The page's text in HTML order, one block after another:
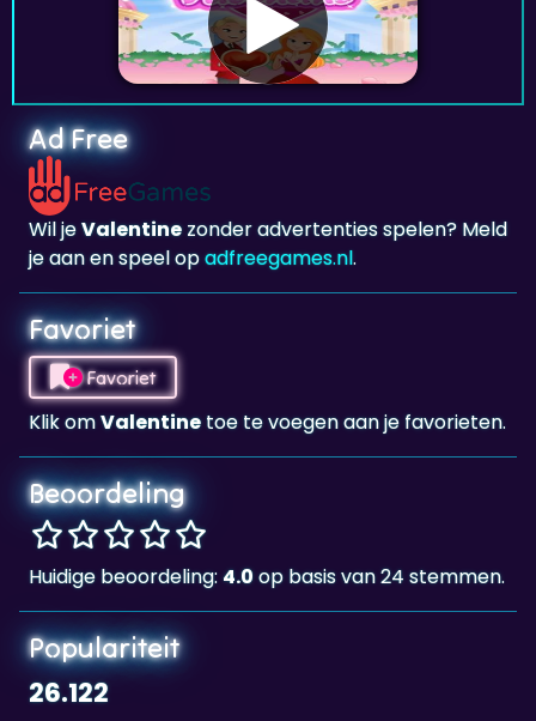
Ad Free
Wil jeValentinezonder advertenties spelen? Meld
je aan en speel opadfreegames.nl.
Favoriet
Favoriet
Klik omValentinetoe te voegen aan je favorieten.
Beoordeling
Huidige beoordeling:4.0op basis van 24 stemmen.
Populariteit
26.122